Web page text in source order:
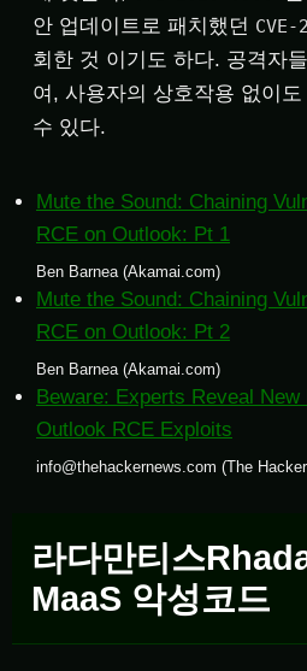
안 업데이트로 패치했던
회한 것 이기도 하다. 공격자
여, 사용자의 상호작용 없이
수 있다.
Mute the Sound: Chaining
RCE on Outlook: Pt 1
Ben Barnea (Akamai.com)
Mute the Sound: Chaining
RCE on Outlook: Pt 2
Ben Barnea (Akamai.com)
Beware: Experts Reveal
Outlook RCE Exploits
info@thehackernews.com (The
라다만티스
MaaS 악성코드